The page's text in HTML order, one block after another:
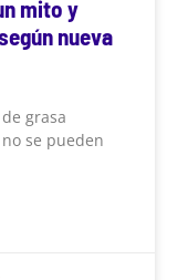
mito y
nueva
grasa
se pueden